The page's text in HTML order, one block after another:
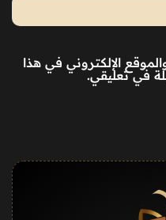
الإلكتروني في هذا
في تعليقي.